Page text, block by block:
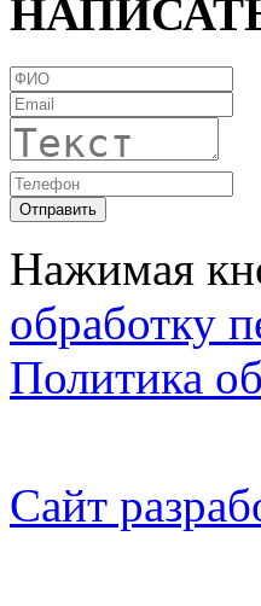
Нажимая
обработку
Политика
Сайт